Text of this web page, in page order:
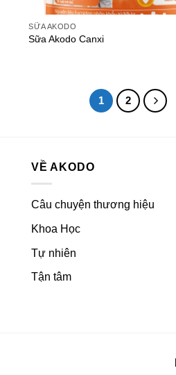
SỮA AKODO
Sữa Akodo Canxi
1 2
VỀ AKODO
Câu chuyện thương hiệu
Khoa Học
Tự nhiên
Tận tâm